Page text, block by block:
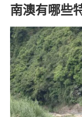
南澳有哪些